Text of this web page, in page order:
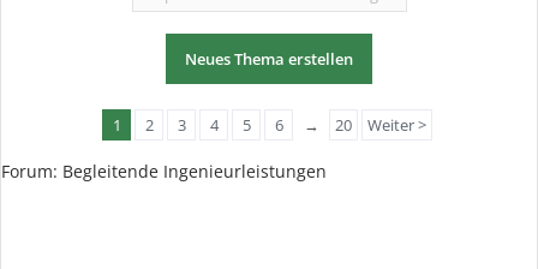
Neues Thema erstellen
1 2 3 4 5 6 → 20 Weiter >
Forum: Begleitende Ingenieurleistungen